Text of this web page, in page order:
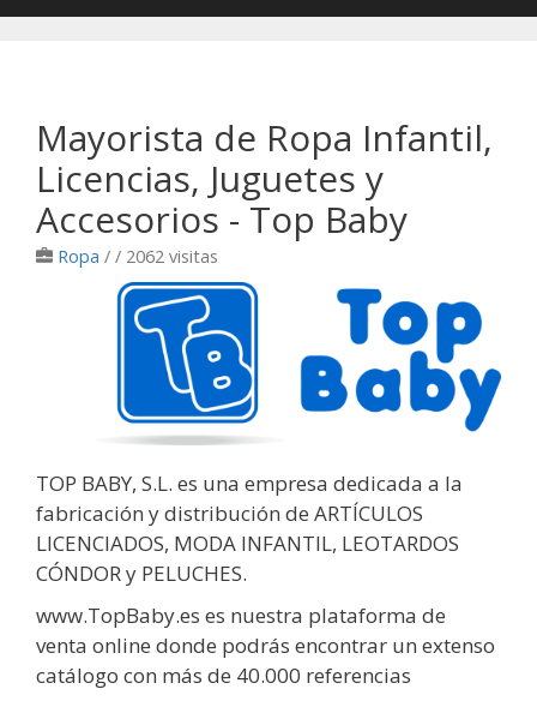
Mayorista de Ropa Infantil,
Licencias, Juguetes y
Accesorios - Top Baby
Ropa / / 2062 visitas
TOP BABY, S.L. es una empresa dedicada a la
fabricación y distribución de ARTÍCULOS
LICENCIADOS, MODA INFANTIL, LEOTARDOS
CÓNDOR y PELUCHES.
www.TopBaby.es es nuestra plataforma de
venta online donde podrás encontrar un extenso
catálogo con más de 40.000 referencias